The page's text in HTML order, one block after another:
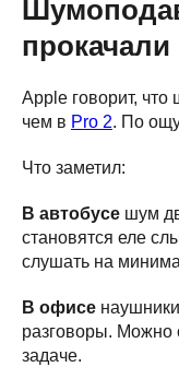
прокачали
Apple говорит,
чем в Pro 2. По
Что заметил:
В автобусе шум
становятся еле
слушать на
В офисе
разговоры. Можно
задаче.